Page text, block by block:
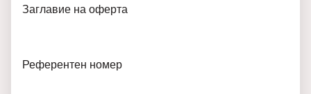
Заглавие на оферта
Референтен номер